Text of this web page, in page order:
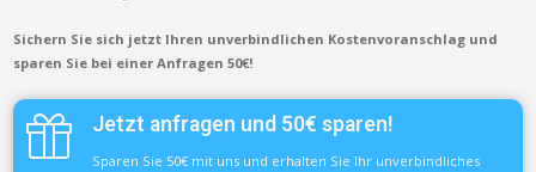
Sichern Sie sich jetzt Ihren unverbindlichen Kostenvoranschlag und
sparen Sie bei einer Anfragen 50€!
Jetzt anfragen und 50€ sparen!
Sparen Sie 50€ mit uns und erhalten Sie Ihr unverbindliches